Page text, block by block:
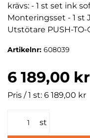
krävs: - 1 st set ink
Monteringsset - 1 st
Utstötare PUSH-TO-
Artikelnr: 608039
6 189,00 kr
Pris / 1 st: 6 189,00 kr
st